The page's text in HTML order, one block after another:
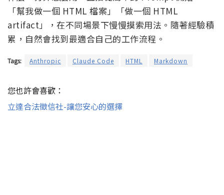
「幫我做一個 HTML 檔案」「做一個 HTML
artifact」，在不同場景下慢慢摸索用法。隨著經驗積
累，自然會找到最適合自己的工作流程。
Tags: Anthropic Claude Code HTML Markdown
您也許會喜歡：
立達合法徵信社-讓您安心的選擇